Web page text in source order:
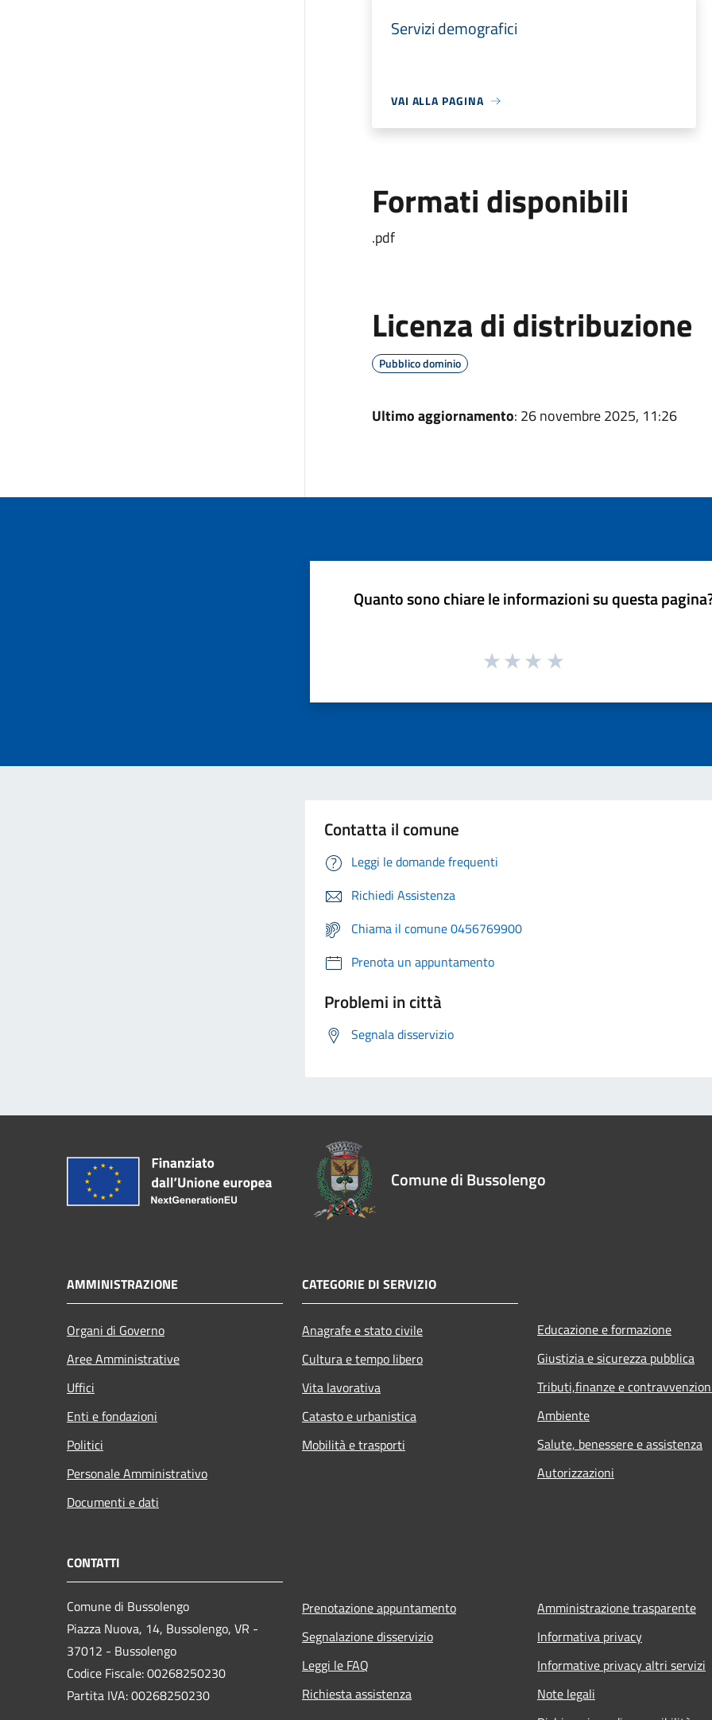
Servizi demografici
VAI ALLA PAGINA
Formati disponibili
.pdf
Licenza di distribuzione
Pubblico dominio
Ultimo aggiornamento: 26 novembre 2025, 11:26
Quanto sono chiare le informazioni su questa
Contatta il comune
Leggi le domande frequenti
Richiedi Assistenza
Chiama il comune 0456769900
Prenota un appuntamento
Problemi in città
Segnala disservizio
Comune di Bussolengo
AMMINISTRAZIONE
Organi di Governo
Aree Amministrative
Uffici
Enti e fondazioni
Politici
Personale Amministrativo
Documenti e dati
CATEGORIE DI SERVIZIO
Anagrafe e stato civile
Cultura e tempo libero
Vita lavorativa
Catasto e urbanistica
Mobilità e trasporti
Educazione e formazione
Giustizia e sicurezza pubblica
Tributi,finanze e
Ambiente
Salute, benessere e assistenza
Autorizzazioni
CONTATTI
Comune di Bussolengo
Piazza Nuova, 14, Bussolengo, VR -
37012 - Bussolengo
Codice Fiscale: 00268250230
Partita IVA: 00268250230
Prenotazione appuntamento
Segnalazione disservizio
Leggi le FAQ
Richiesta assistenza
Amministrazione trasparente
Informativa privacy
Informative privacy altri servizi
Note legali